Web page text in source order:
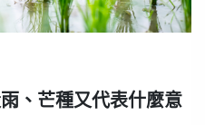
、芒種又代表什麼意